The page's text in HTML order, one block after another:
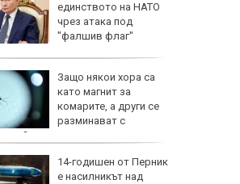
единството на НАТО
чрез атака под
"фалшив флаг"
Защо някои хора са
като магнит за
комарите, а други се
разминават с
им?
14-годишен от Перник
е насилникът над